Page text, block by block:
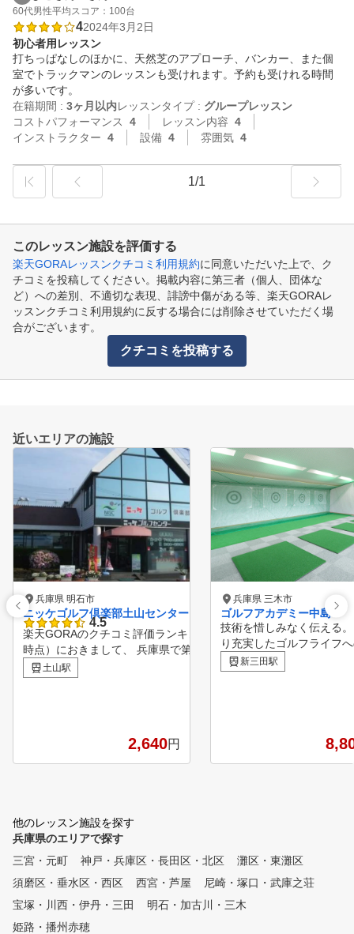
60代男性平均スコア：100台
42024年3月2日
初心者用レッスン
打ちっぱなしのほかに、天然芝のアプローチ、バンカー、また個
室でトラックマンのレッスンも受けれます。予約も受けれる時間
が多いです。
在籍期間 : 3ヶ月以内レッスンタイプ : グループレッスン
コストパフォーマンス
4 レッスン内容 4
インストラクター 4 設備 4 雰囲気 4
1/1
このレッスン施設を評価する
楽天GORAレッスンクチコミ利用規約に同意いただいた上で、ク
チコミを投稿してください。掲載内容に第三者（個人、団体な
ど）への差別、不適切な表現、誹謗中傷がある等、楽天GORAレ
ッスンクチコミ利用規約に反する場合には削除させていただく場
合がございます。
クチコミを投稿する
近いエリアの施設
兵庫県 明石市
ニッケゴルフ倶楽部土山センター
4.5
楽天GORAのクチコミ評価ランキング（※2024年11月22日
時点）におきまして、 兵庫県で第10位にランクインいたし
ました！ ランキングページ：https://gora.golf.rakuten.co.jp/
doc/special/lesson/kuchikomi-ranking/hyogo/ 個別にカルテ
土山駅
2,640円
兵庫県 三木市
ゴルフアカデミー中島
技術を惜しみなく伝える
り充実したゴルフライフ
手伝い。 さらなるレベル
プへのサポート。 花屋敷
アプローチレッスンやよ
ースでのラウンドレッス
新三田駅
他のレッスン施設を探す
兵庫県のエリアで探す
三宮・元町
神戸・兵庫区・長田区・北区
灘区・東灘区
須磨区・垂水区・西区
西宮・芦屋
尼崎・塚口・武庫之荘
宝塚・川西・伊丹・三田
明石・加古川・三木
姫路・播州赤穂